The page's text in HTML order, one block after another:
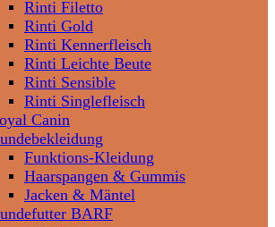
Rinti Filetto
Rinti Gold
Rinti Kennerfleisch
Rinti Leichte Beute
Rinti Sensible
Rinti Singlefleisch
Canin
Funktions-Kleidung
Haarspangen & Gummis
Jacken & Mäntel
BARF